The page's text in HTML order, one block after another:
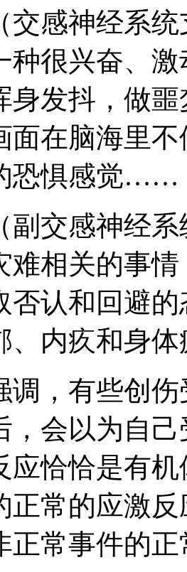
交感神经系
种很兴奋、
身发抖，做
面在脑海里
恐惧感觉……
副交感神经
难相关的事
否认和回避
、内疚和身
调，有些创
，会以为自
应恰恰是有
正常的应激
正常事件的